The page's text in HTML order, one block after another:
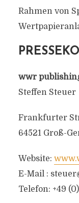
Rahmen von
wwr
Steffen Steuer
Frankfurter
64521 Groß-
Website:
E-Mail :
Telefon: +49